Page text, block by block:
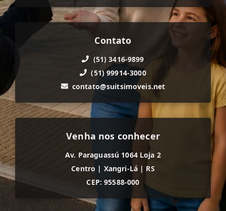
Contato
(51) 3416-9899
(51) 99914-3000
contato@suitsimoveis.net
Venha nos conhecer
Av. Paraguassú 1064 Loja 2
Centro | Xangri-Lá | RS
CEP: 95588-000